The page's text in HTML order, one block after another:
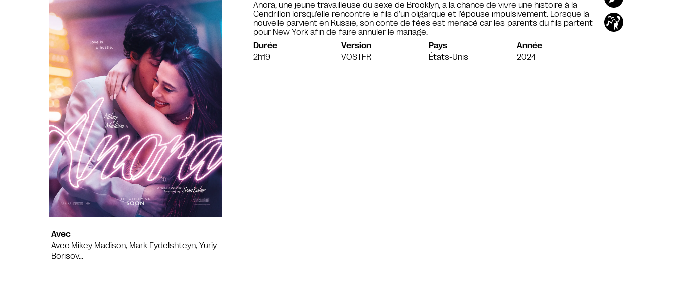
Avec
Avec Mikey Madison, Mark Eydelshteyn, Yuriy
Borisov…
Anora, une jeune travailleuse du sexe de Brooklyn, a la chance de vivre une histoire à la
Cendrillon lorsqu’elle rencontre le fils d’un oligarque et l’épouse impulsivement. Lorsque la
nouvelle parvient en Russie, son conte de fées est menacé car les parents du fils partent
pour New York afin de faire annuler le mariage.
Durée
2h19
Version
VOSTFR
Pays
États-Unis
Année
2024